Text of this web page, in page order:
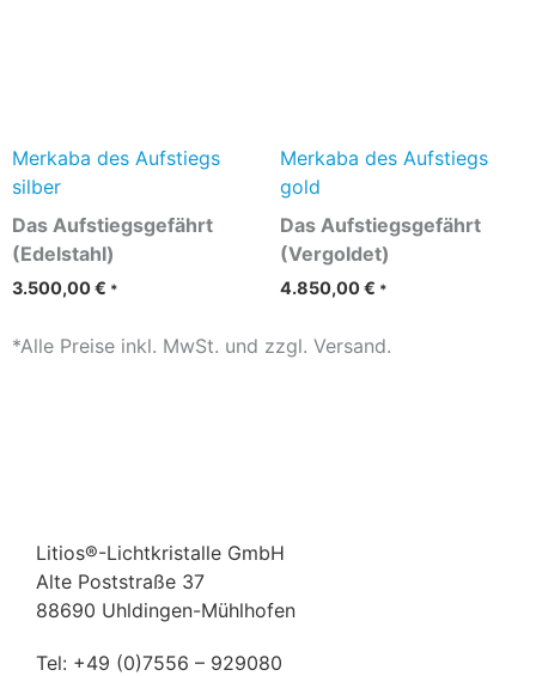
Merkaba des Aufstiegs
silber
Das Aufstiegsgefährt
(Edelstahl)
3.500,00€ *
Merkaba des Aufstiegs
gold
Das Aufstiegsgefährt
(Vergoldet)
4.850,00€ *
*Alle Preise inkl. MwSt. und zzgl. Versand.
Litios®-Lichtkristalle GmbH
Alte Poststraße 37
88690 Uhldingen-Mühlhofen
Tel: +49 (0)7556 – 929080